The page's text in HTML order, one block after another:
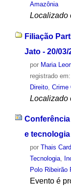
Amazônia
Localizado
Filiação
Jato - 20/03/
por Maria
registrado em:
Direito, Crime
Localizado
e tecnologia
por Thais
Tecnologia,
Polo Ribeirão
Evento é